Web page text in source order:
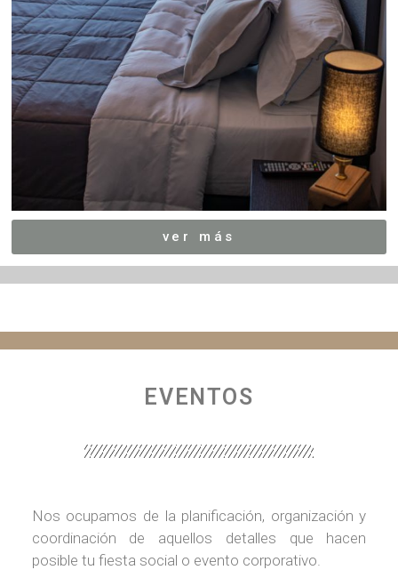
ver más
EVENTOS
Nos ocupamos de la planificación, organización y
coordinación de aquellos detalles que hacen
posible tu fiesta social o evento corporativo.